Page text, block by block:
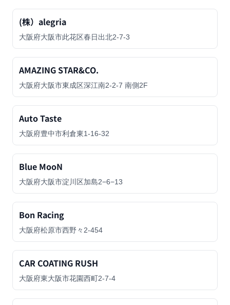
(株）alegria
大阪府大阪市此花区春日出北2-7-3
AMAZING STAR&CO.
大阪府大阪市東成区深江南2-2-7 南側2F
Auto Taste
大阪府豊中市利倉東1-16-32
Blue MooN
大阪府大阪市淀川区加島2−6−13
Bon Racing
大阪府松原市西野々2-454
CAR COATING RUSH
大阪府東大阪市花園西町2-7-4